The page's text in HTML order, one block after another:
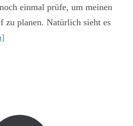
einmal prüfe, um meinen
zu planen. Natürlich sieht es